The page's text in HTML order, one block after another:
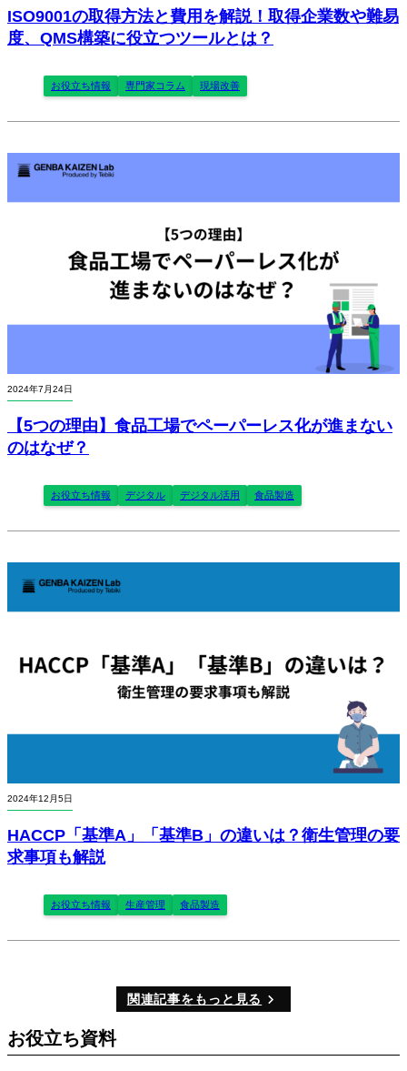
ISO9001の取得方法と費用を解説！取得企業数や難易
度、QMS構築に役立つツールとは？
お役立ち情報 専門家コラム 現場改善
2024年7月24日
【5つの理由】食品工場でペーパーレス化が進まない
のはなぜ？
お役立ち情報 デジタル デジタル活用 食品製造
2024年12月5日
HACCP「基準A」「基準B」の違いは？衛生管理の要
求事項も解説
お役立ち情報 生産管理 食品製造
関連記事をもっと見る
お役立ち資料